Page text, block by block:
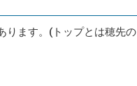
ります。(トップとは穂先の